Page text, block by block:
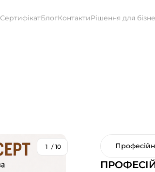
СертифікатБлогКонтактиРішення для
1 / 10